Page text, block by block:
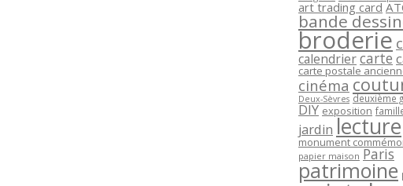
art trading card
bande
broderie
calendriercarte
carte postale
cinéma
Deux-Sèvres deuxième
DIY exposition
jardin lecture
monument
papier maison Paris
patrimoine